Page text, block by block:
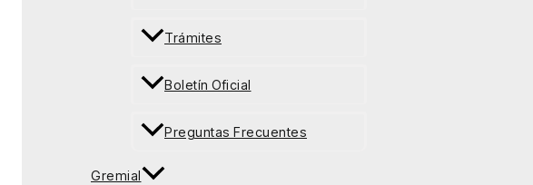
Trámites
Boletín Oficial
Preguntas Frecuentes
Gremial